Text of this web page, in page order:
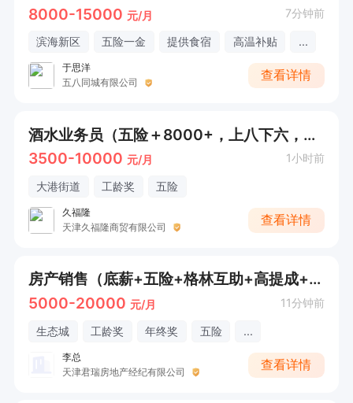
8000-15000 元/月 7分钟前
滨海新区 五险一金 提供食宿 高温补贴 ...
于思洋
五八同城有限公司
查看详情
酒水业务员（五险＋8000+，上八下六，有意电联）
3500-10000 元/月 1小时前
大港街道 工龄奖 五险
久福隆
天津久福隆商贸有限公司
查看详情
房产销售（底薪+五险+格林互助+高提成+精英带教）
5000-20000 元/月 11分钟前
生态城 工龄奖 年终奖 五险 ...
李总
天津君瑞房地产经纪有限公司
查看详情